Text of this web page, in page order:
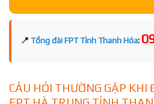
📍 Tổng đài FPT Tỉnh Thanh Hóa:
CÂU HỎI THƯỜNG GẶP KHI